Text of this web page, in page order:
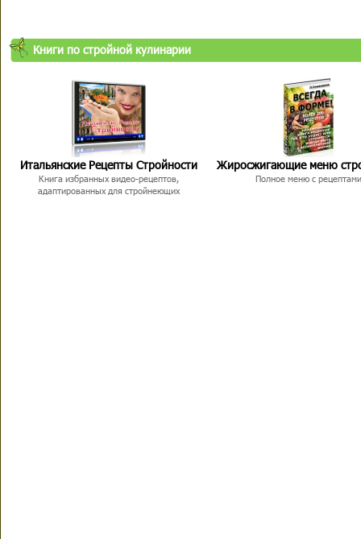
Книги по стройной кулинарии
Итальянские Рецепты Стройности
Книга избранных видео-рецептов,
адаптированных для стройнеющих
Жиросжигающие меню
Полное меню с рецептами